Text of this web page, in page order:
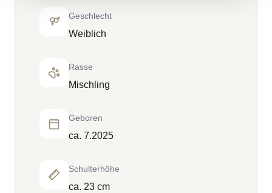
Geschlecht
Weiblich
Rasse
Mischling
Geboren
ca. 7.2025
Schulterhöhe
ca. 23 cm